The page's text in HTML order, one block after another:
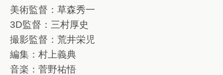
美術監督：草森秀一
3D監督：三村厚史
撮影監督：荒井栄児
編集：村上義典
音楽：菅野祐悟